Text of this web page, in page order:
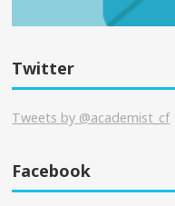
Twitter
Tweets by @academist_cf
Facebook